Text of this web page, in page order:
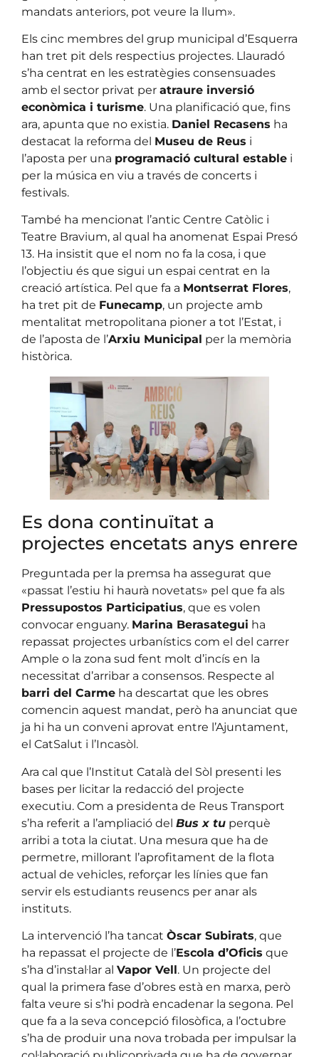
mandats anteriors, pot veure la llum».
Els cinc membres del grup municipal d’Esquerra
han tret pit dels respectius projectes. Llauradó
s’ha centrat en les estratègies consensuades
amb el sector privat per atraure inversió
econòmica i turisme. Una planificació que, fins
ara, apunta que no existia. Daniel Recasens ha
destacat la reforma del Museu de Reus i
l’aposta per una programació cultural estable i
per la música en viu a través de concerts i
festivals.
També ha mencionat l’antic Centre Catòlic i
Teatre Bravium, al qual ha anomenat Espai Presó
13. Ha insistit que el nom no fa la cosa, i que
l’objectiu és que sigui un espai centrat en la
creació artística. Pel que fa a Montserrat Flores,
ha tret pit de Funecamp, un projecte amb
mentalitat metropolitana pioner a tot l’Estat, i
de l’aposta de l’Arxiu Municipal per la memòria
històrica.
Es dona continuïtat a
projectes encetats anys enrere
Preguntada per la premsa ha assegurat que
«passat l’estiu hi haurà novetats» pel que fa als
Pressupostos Participatius, que es volen
convocar enguany. Marina Berasategui ha
repassat projectes urbanístics com el del carrer
Ample o la zona sud fent molt d’incís en la
necessitat d’arribar a consensos. Respecte al
barri del Carme ha descartat que les obres
comencin aquest mandat, però ha anunciat que
ja hi ha un conveni aprovat entre l’Ajuntament,
el CatSalut i l’Incasòl.
Ara cal que l’Institut Català del Sòl presenti les
bases per licitar la redacció del projecte
executiu. Com a presidenta de Reus Transport
s’ha referit a l’ampliació del Bus x tu perquè
arribi a tota la ciutat. Una mesura que ha de
permetre, millorant l’aprofitament de la flota
actual de vehicles, reforçar les línies que fan
servir els estudiants reusencs per anar als
instituts.
La intervenció l’ha tancat Òscar Subirats, que
ha repassat el projecte de l’Escola d’Oficis que
s’ha d’instal·lar al Vapor Vell. Un projecte del
qual la primera fase d’obres està en marxa, però
falta veure si s’hi podrà encadenar la segona. Pel
que fa a la seva concepció filosòfica, a l’octubre
s’ha de produir una nova trobada per impulsar la